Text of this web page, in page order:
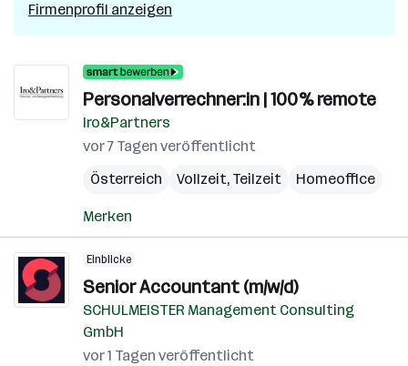
Firmenprofil anzeigen
Personalverrechner:in | 100% remote
Iro&Partners
vor 7 Tagen veröffentlicht
Österreich
Vollzeit, Teilzeit Homeoffice
Merken
Einblicke
Senior Accountant (m/w/d)
SCHULMEISTER Management Consulting
GmbH
vor 1 Tagen veröffentlicht